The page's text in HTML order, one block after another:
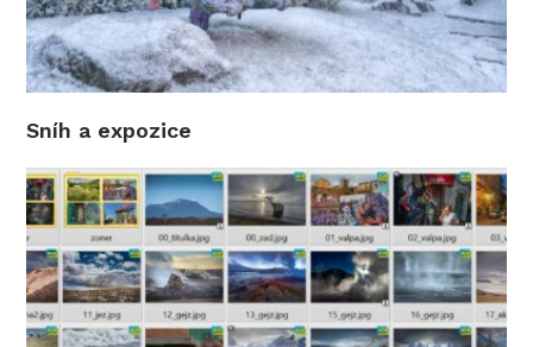
Sníh a expozice